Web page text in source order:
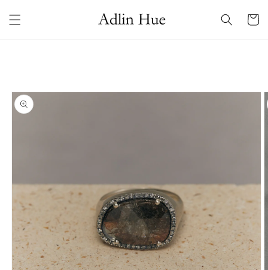
ンツに
進む
ー
商品情
報にス
キップ